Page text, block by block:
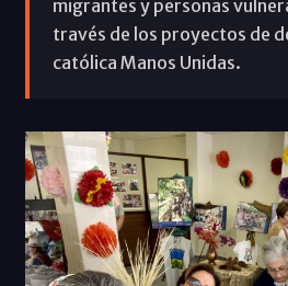
migrantes y personas
través de los proyectos de
católica Manos Unidas.